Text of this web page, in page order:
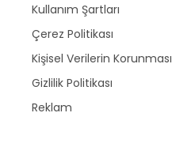
Kullanım Şartları
Çerez Politikası
Kişisel Verilerin Korunması
Gizlilik Politikası
Reklam